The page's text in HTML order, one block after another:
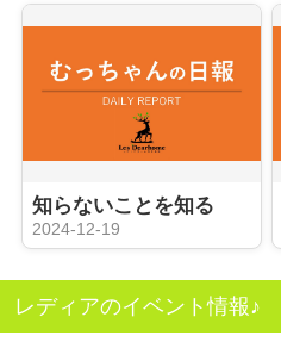
知らないことを知る
2024-12-19
レディアのイベント情報♪